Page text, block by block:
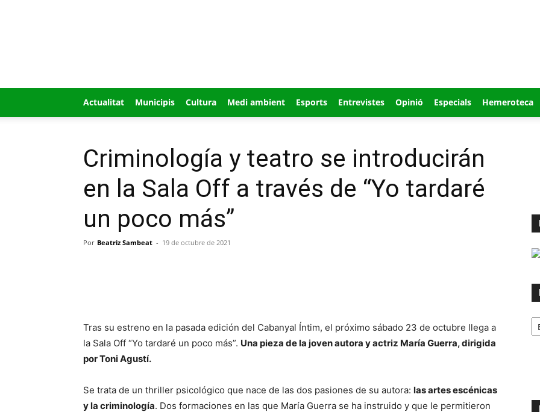
Actualitat Municipis Cultura Medi ambient Esports Entrevistes Opinió Especials Hemeroteca
Criminología y teatro se introducirán
en la Sala Off a través de “Yo tardaré
un poco más”
Por Beatriz Sambeat - 19 de octubre de 2021
Tras su estreno en la pasada edición del Cabanyal Íntim, el próximo sábado 23 de octubre llega a
la Sala Off “Yo tardaré un poco más”. Una pieza de la joven autora y actriz María Guerra, dirigida
por Toni Agustí.
Se trata de un thriller psicológico que nace de las dos pasiones de su autora: las artes escénicas
y la criminología. Dos formaciones en las que María Guerra se ha instruido y que le permitieron